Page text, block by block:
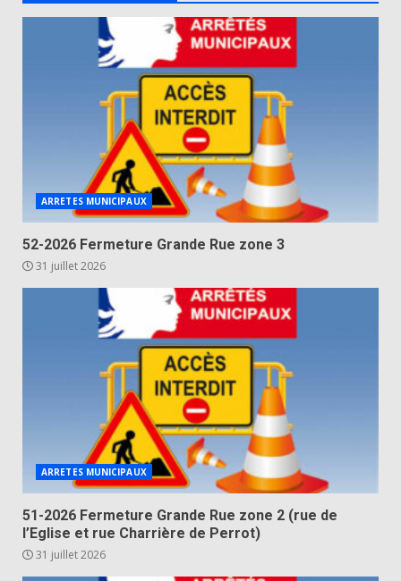
ARRETES MUNICIPAUX
52-2026 Fermeture Grande Rue zone 3
31 juillet 2026
ARRETES MUNICIPAUX
51-2026 Fermeture Grande Rue zone 2 (rue de
l’Eglise et rue Charrière de Perrot)
31 juillet 2026